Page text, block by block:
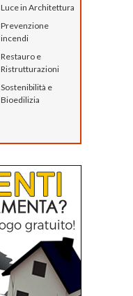
Luce in Architettura
Prevenzione
incendi
Restauro e
Ristrutturazioni
Sostenibilità e
Bioedilizia